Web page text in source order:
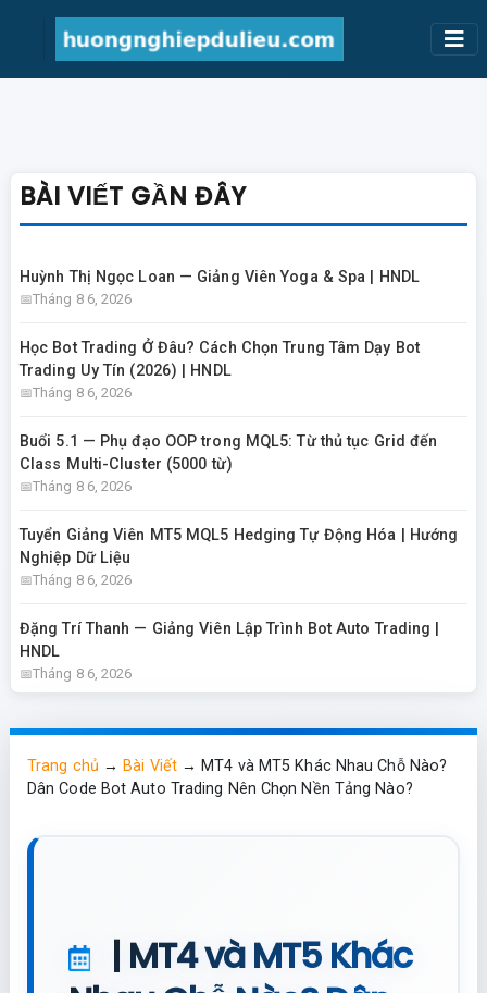
BÀI VIẾT GẦN ĐÂY
Huỳnh Thị Ngọc Loan — Giảng Viên Yoga & Spa | HNDL
Tháng 8 6, 2026
Học Bot Trading Ở Đâu? Cách Chọn Trung Tâm Dạy Bot
Trading Uy Tín (2026) | HNDL
Tháng 8 6, 2026
Buổi 5.1 — Phụ đạo OOP trong MQL5: Từ thủ tục Grid đến
Class Multi-Cluster (5000 từ)
Tháng 8 6, 2026
Tuyển Giảng Viên MT5 MQL5 Hedging Tự Động Hóa | Hướng
Nghiệp Dữ Liệu
Tháng 8 6, 2026
Đặng Trí Thanh — Giảng Viên Lập Trình Bot Auto Trading |
HNDL
Tháng 8 6, 2026
Trang chủ →Bài Viết→MT4 và MT5 Khác Nhau Chỗ Nào?
Dân Code Bot Auto Trading Nên Chọn Nền Tảng Nào?
| MT4 và MT5 Khác